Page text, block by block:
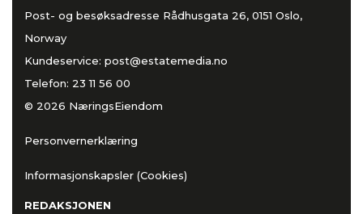
Post- og besøksadresse Rådhusgata 26, 0151 Oslo,
Norway
Kundeservice: post@estatemedia.no
Telefon: 23 11 56 00
© 2026 NæringsEiendom
Personvernerklæring
Informasjonskapsler (Cookies)
REDAKSJONEN